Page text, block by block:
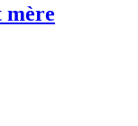
mère